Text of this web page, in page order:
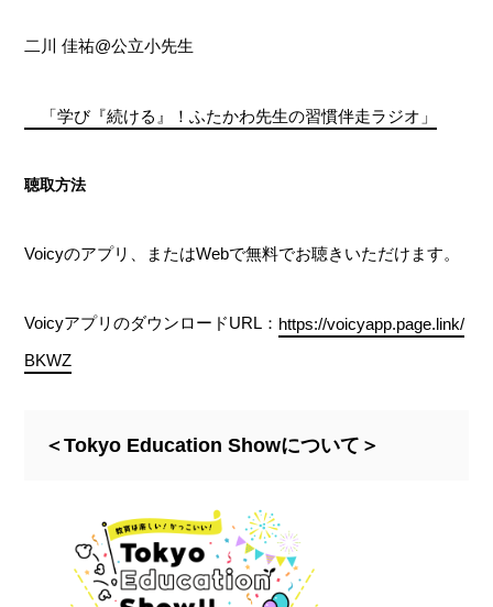
二川 佳祐@公立小先生
「学び『続ける』！ふたかわ先生の習慣伴走ラジオ」
聴取方法
Voicyのアプリ、またはWebで無料でお聴きいただけます。
VoicyアプリのダウンロードURL： https://voicyapp.page.link/
BKWZ
＜Tokyo Education Showについて＞